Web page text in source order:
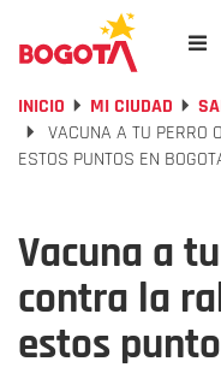
INICIO MI CIUDAD
VACUNA A TU PERRO
ESTOS PUNTOS EN
Vacuna a
contra la
estos